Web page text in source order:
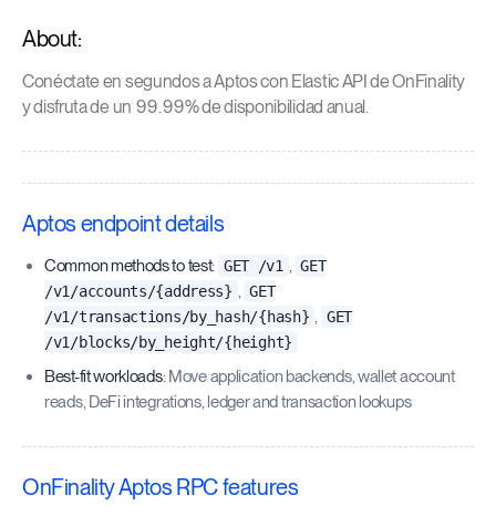
About:
Conéctate en segundos a Aptos con Elastic API de OnFinality
y disfruta de un 99.99% de disponibilidad anual.
Aptos endpoint details
Common methods to test: GET /v1 , GET
/v1/accounts/{address} , GET
/v1/transactions/by_hash/{hash} , GET
/v1/blocks/by_height/{height}
Best-fit workloads: Move application backends, wallet account
reads, DeFi integrations, ledger and transaction lookups
OnFinality Aptos RPC features